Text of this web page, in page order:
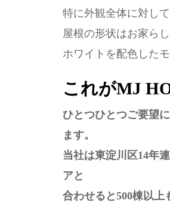
特に外観全体に対し
屋根の形状はお家ら
ホワイトを配色した
これがMJ
ひとつひとつご要望
ます。
当社は東淀川区14年
アと
合わせると500棟以